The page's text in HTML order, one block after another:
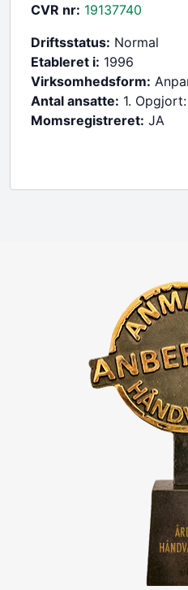
CVR nr: 19137740
Driftsstatus: Normal
Etableret i: 1996
Virksomhedsform:
Antal ansatte: 1.
Momsregistreret: JA